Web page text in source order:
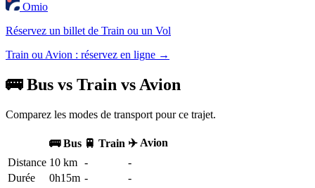
Omio
Réservez un billet de Train ou un Vol
Train ou Avion : réservez en ligne →
🚌 Bus vs Train vs Avion
Comparez les modes de transport pour ce trajet.
🚌 Bus 🚆 Train ✈️ Avion
Distance 10 km -
-
Durée
0h15m -
-